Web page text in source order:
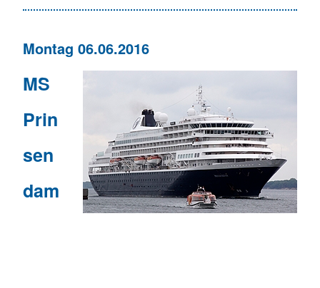
Montag 06.06.2016
MS
Prin
sen
dam